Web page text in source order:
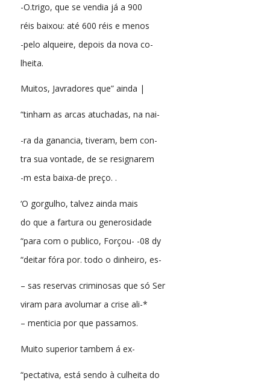
-O.trigo, que se vendia já a 900
réis baixou: até 600 réis e menos
-pelo alqueire, depois da nova co-
lheita.
Muitos, Javradores que” ainda |
“tinham as arcas atuchadas, na nai-
-ra da ganancia, tiveram, bem con-
tra sua vontade, de se resignarem
-m esta baixa-de preço. .
‘O gorgulho, talvez ainda mais
do que a fartura ou generosidade
“para com o publico, Forçou- -08 dy
“deitar fóra por. todo o dinheiro, es-
– sas reservas criminosas que só Ser
viram para avolumar a crise ali-*
– menticia por que passamos.
Muito superior tambem á ex-
“pectativa, está sendo à culheita do